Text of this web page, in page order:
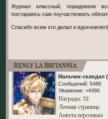
Журнал классный, порадовали
постараюсь сам поучаствовать
Спасибо всем кто делал и
Renly la Britannia
Мальчик-скандал
Сообщений: 5486
Уважение: +4490
Награды: 72
Личная страница
Анкета персонажа